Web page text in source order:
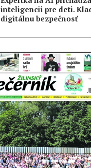
inteligencii pre deti.
digitálnu bezpečnosť